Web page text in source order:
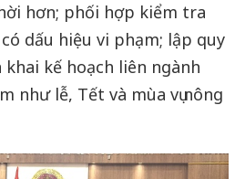
hơn; phối hợp kiểm tra
dấu hiệu vi phạm; lập quy
kế hoạch liên ngành
như lễ, Tết và mùa vụ nông